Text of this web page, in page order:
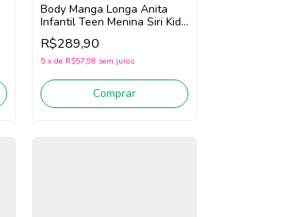
Body Manga Longa Anita
Infantil Teen Menina Siri Kids
Sea Jeans 43206 (Azul)
R$289,90
5 x de R$57,98 sem juros
Comprar